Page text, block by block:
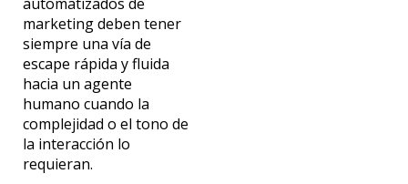
marketing deben tener
siempre una vía de
escape rápida y fluida
hacia un agente
humano cuando la
complejidad o el tono de
la interacción lo
requieran.